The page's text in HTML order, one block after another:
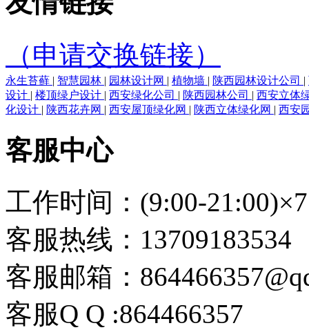
（申请交换链接）
永生苔藓 | 智慧园林 | 园林设计网 | 植物墙 | 陕西园林设计公司 |
设计 | 楼顶绿户设计 | 西安绿化公司 | 陕西园林公司 | 西安立体
化设计 | 陕西花卉网 | 西安屋顶绿化网 | 陕西立体绿化网 | 西安
客服中心
工作时间：(9:00-21:00)×7
客服热线：13709183534
客服邮箱：
客服Q Q :864466357